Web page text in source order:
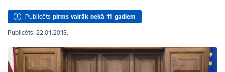
Publicēts pirms vairāk nekā 11 gadiem
Publicēts: 22.01.2015.